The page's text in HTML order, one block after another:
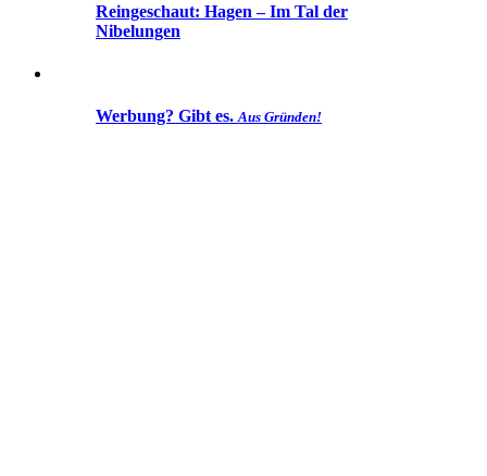
Reingeschaut: Hagen – Im Tal der
Nibelungen
Werbung? Gibt es. Aus Gründen!